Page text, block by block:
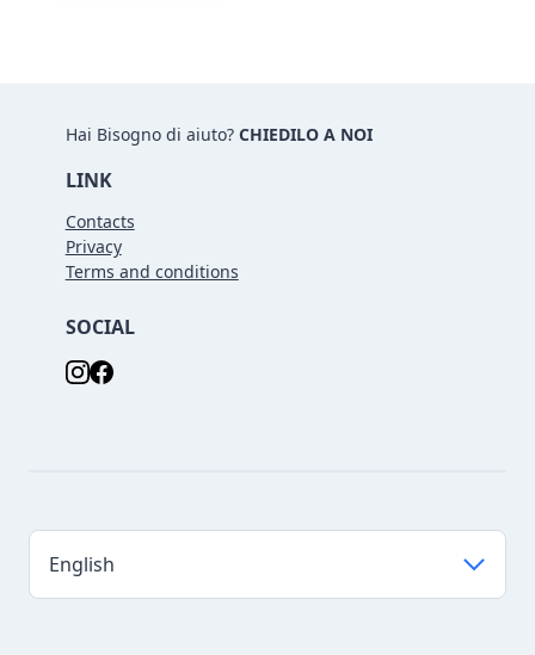
Hai Bisogno di aiuto? CHIEDILO A NOI
LINK
Contacts
Privacy
Terms and conditions
SOCIAL